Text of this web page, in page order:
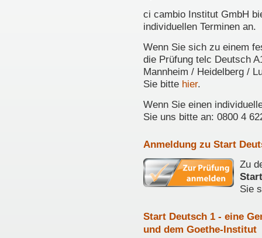
ci cambio Institut GmbH
individuellen Terminen an.
Wenn Sie sich zu einem
die Prüfung telc Deutsch
Mannheim / Heidelberg /
Sie bitte hier.
Wenn Sie einen
Sie uns bitte an: 0800 4
Anmeldung zu Start
Zu
Sie
Start Deutsch 1 - eine
und dem Goethe-Institut